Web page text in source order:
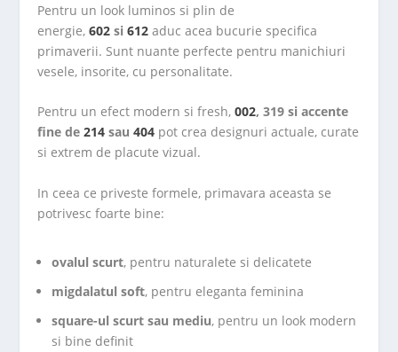
Pentru un look luminos si plin de
energie,602 si612 aduc acea bucurie specifica
primaverii. Sunt nuante perfecte pentru manichiuri
vesele, insorite, cu personalitate.
Pentru un efect modern si fresh,002, 319 si accente
fine de214 sau404 pot crea designuri actuale, curate
si extrem de placute vizual.
In ceea ce priveste formele, primavara aceasta se
potrivesc foarte bine:
ovalul scurt, pentru naturalete si delicatete
migdalatul soft, pentru eleganta feminina
square-ul scurt sau mediu, pentru un look modern
si bine definit